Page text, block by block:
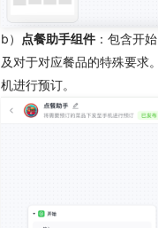
b） 点餐助手组件 ：包含开
及对于对应餐品的特殊要求
机进行预订。